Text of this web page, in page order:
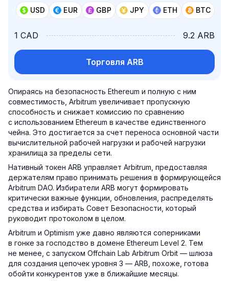
USD EUR GBP JPY ETH BTC
1 CAD 9.2 ARB
Торговля ARB
Опираясь на безопасность Ethereum и полную с ним
совместимость, Arbitrum увеличивает пропускную
способность и снижает комиссию по сравнению
с использованием Ethereum в качестве единственного
чейна. Это достигается за счет переноса основной части
вычислительной рабочей нагрузки и рабочей нагрузки
хранилища за пределы сети.
Нативный токен ARB управляет Arbitrum, предоставляя
держателям право принимать решения в формирующейся
Arbitrum DAO. Избиратели ARB могут формировать
критически важные функции, обновления, распределять
средства и избирать Совет Безопасности, который
руководит протоколом в целом.
Arbitrum и Optimism уже давно являются соперниками
в гонке за господство в домене Ethereum Level 2. Тем
не менее, с запуском Offchain Lab Arbitrum Orbit — шлюза
для создания цепочек уровня 3 — ARB, похоже, готова
обойти конкурентов уже в ближайшие месяцы.